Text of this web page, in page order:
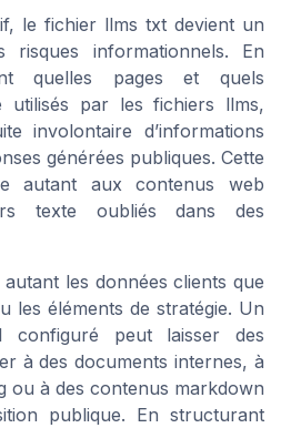
le fichier llms txt devient un
informationnels. En
quelles pages et quels
utilisés par les fichiers llms,
involontaire d’informations
générées publiques. Cette
autant aux contenus web
texte oubliés dans des
les données clients que
les éléments de stratégie. Un
configuré peut laisser des
à des documents internes, à
ou à des contenus markdown
publique. En structurant